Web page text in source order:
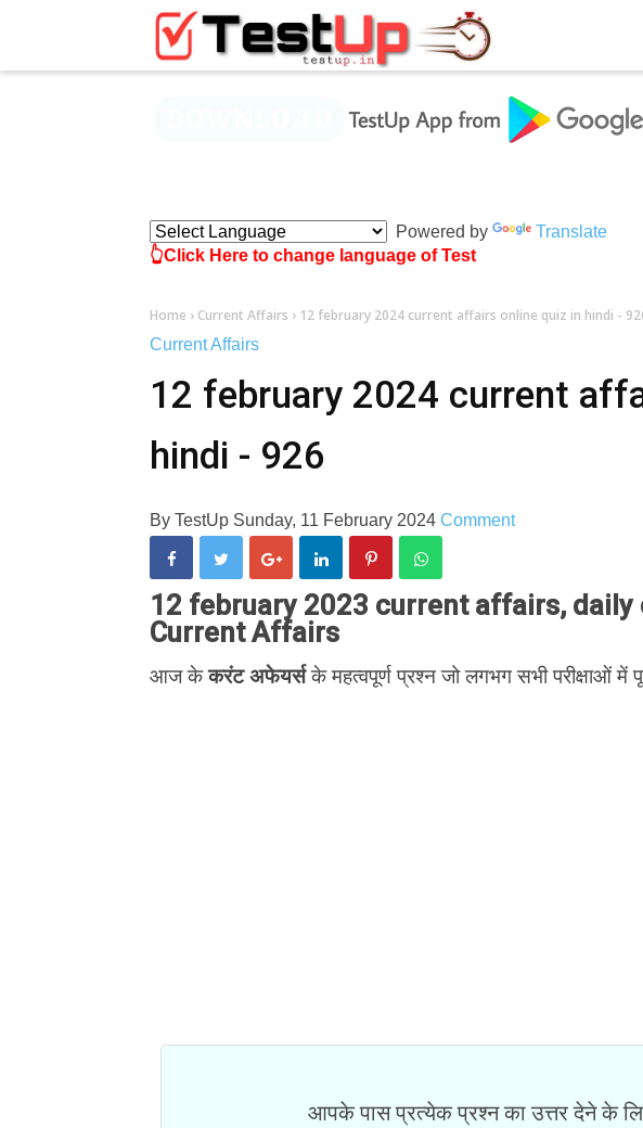
Powered by
Translate
👆Click Here to change language of Test
Home › Current Affairs › 12 february 2024 current affairs online quiz in hindi -
Current Affairs
12 february 2024 current
hindi - 926
By TestUp Sunday, 11 February 2024 Comment
12 february 2023 current affairs,
Current Affairs
आज केकरंट अफेयर्सके महत्वपूर्ण प्रश्न जो लगभग सभी परीक्षाओं में
आपके पास प्रत्येक प्रश्न का उत्तर देने के